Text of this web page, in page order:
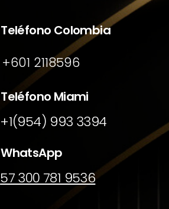
Teléfono Colombia
+601 2118596
Teléfono Miami
+1(954) 993 3394
WhatsApp
57 300 781 9536